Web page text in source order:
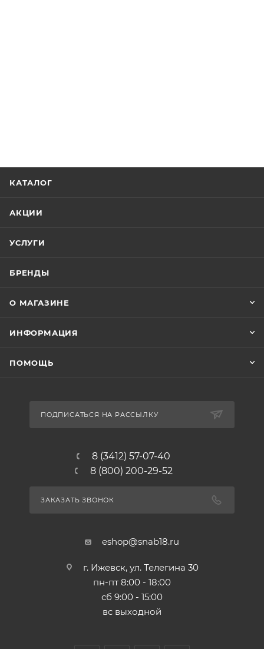
КАТАЛОГ
АКЦИИ
УСЛУГИ
БРЕНДЫ
О МАГАЗИНЕ
ИНФОРМАЦИЯ
ПОМОЩЬ
ПОДПИСАТЬСЯ НА РАССЫЛКУ
8 (3412) 57-07-40
8 (800) 200-29-52
ЗАКАЗАТЬ ЗВОНОК
eshop@snab18.ru
г. Ижевск, ул. Телегина 30
пн-пт 8:00 - 18:00
сб 9:00 - 15:00
вс выходной